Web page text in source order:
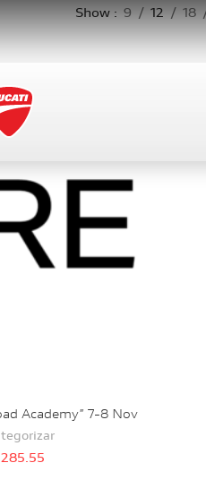
Show 9 12 18
Academy” 7-8 Nov